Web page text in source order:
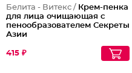
Белита - Витекс / Крем-пенка
для лица очищающая с
пенообразователем Секреты
Азии
415 ₽